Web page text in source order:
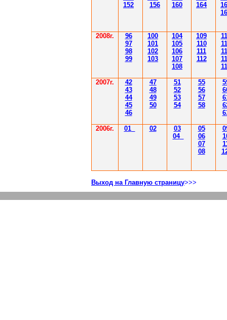
152
156
160
164
2008г.
96
97
98
99
100
101
102
103
104
105
106
107
108
109
110
111
112
2007г.
42
43
44
45
46
47
48
49
50
51
52
53
54
55
56
57
58
2006г. 01 02
03
04
05
06
07
08
Выход на Главную страницу>>>